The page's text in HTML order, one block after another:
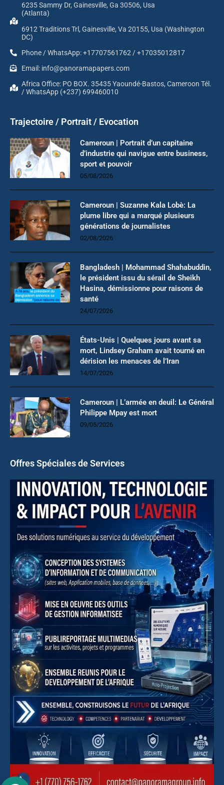
6235 Sammy Dr, Gainesville, Ga 30506, Usa
(Atlanta)
6912 Traditions Trl, Gainesville, Va 20155, Usa (Washington
DC)
Phone / WhatsApp: +17707561762 / +17035012817
Email: info@panoramapapers.com
Africa Office: PO BOX. 35435 Yaoundé-Bastos, Cameroon Tél.
/ WhatsApp (+237) 699460010
Trajectoire / Portrait / Evocation
Cameroun | Portrait d’un capitaine
d’industrie qui navigue entre business,
sport et pouvoir
05/08/2026
Cameroun | Suzanne Kala Lobè: La
plume libre qui a marqué plusieurs
générations de journalistes
02/08/2026
Bangladesh | Mohammad Shahabuddin,
le président issu du sérail de Sheikh
Hasina, démissionne pour raisons de
santé
24/07/2026
États-Unis | Quelques jours avant sa
mort, Lindsey Graham avait tourné en
dérision les menaces de l’Iran
14/07/2026
Cameroun | L’armée en deuil: Le Général
Philippe Mpay est mort
09/05/2026
Offres Spéciales de Services